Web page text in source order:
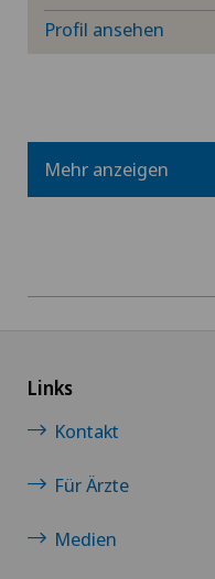
Profil ansehen
Mehr anzeigen
Links
Kontakt
Für Ärzte
Medien